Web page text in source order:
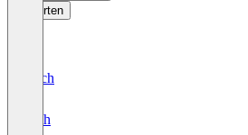
Bewerten
Deutsch
English